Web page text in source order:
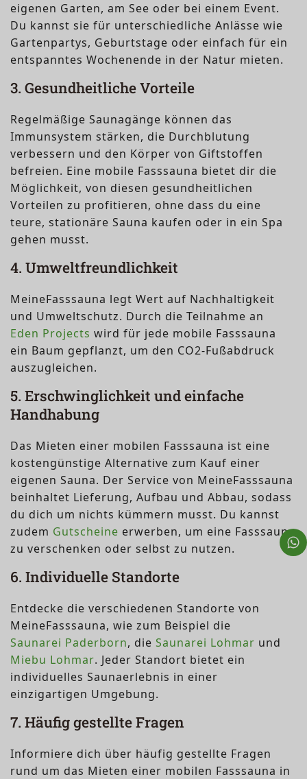
eigenen Garten, am See oder bei einem Event.
Du kannst sie für unterschiedliche Anlässe wie
Gartenpartys, Geburtstage oder einfach für ein
entspanntes Wochenende in der Natur mieten.
3. Gesundheitliche Vorteile
Regelmäßige Saunagänge können das
Immunsystem stärken, die Durchblutung
verbessern und den Körper von Giftstoffen
befreien. Eine mobile Fasssauna bietet dir die
Möglichkeit, von diesen gesundheitlichen
Vorteilen zu profitieren, ohne dass du eine
teure, stationäre Sauna kaufen oder in ein Spa
gehen musst.
4. Umweltfreundlichkeit
MeineFasssauna legt Wert auf Nachhaltigkeit
und Umweltschutz. Durch die Teilnahme an
Eden Projects wird für jede mobile Fasssauna
ein Baum gepflanzt, um den CO2-Fußabdruck
auszugleichen.
5. Erschwinglichkeit und einfache
Handhabung
Das Mieten einer mobilen Fasssauna ist eine
kostengünstige Alternative zum Kauf einer
eigenen Sauna. Der Service von MeineFasssauna
beinhaltet Lieferung, Aufbau und Abbau, sodass
du dich um nichts kümmern musst. Du kannst
zudem Gutscheine erwerben, um eine Fasssauna
zu verschenken oder selbst zu nutzen.
6. Individuelle Standorte
Entdecke die verschiedenen Standorte von
MeineFasssauna, wie zum Beispiel die
Saunarei Paderborn, die Saunarei Lohmar und
Miebu Lohmar. Jeder Standort bietet ein
individuelles Saunaerlebnis in einer
einzigartigen Umgebung.
7. Häufig gestellte Fragen
Informiere dich über häufig gestellte Fragen
rund um das Mieten einer mobilen Fasssauna in